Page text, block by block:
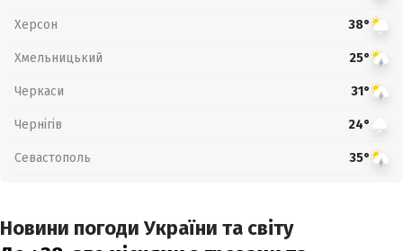
Херсон 38°
Хмельницький 25°
Черкаси 31°
Чернігів 24°
Севастополь 35°
Новини погоди України та світу